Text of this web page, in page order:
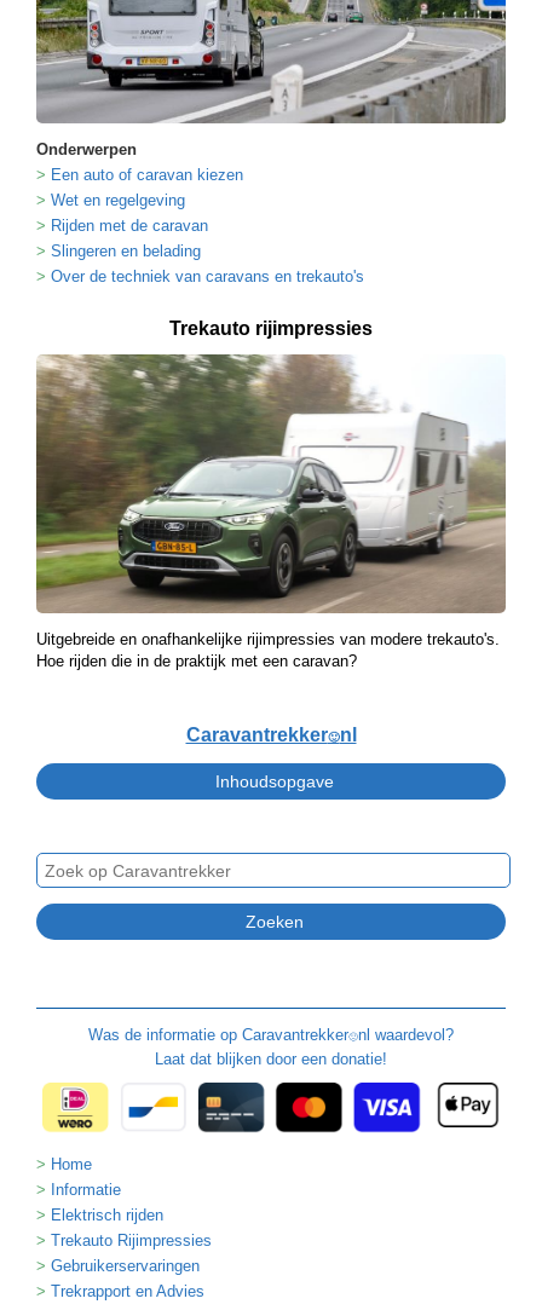
Onderwerpen
Een auto of caravan kiezen
Wet en regelgeving
Rijden met de caravan
Slingeren en belading
Over de techniek van caravans en trekauto's
Trekauto rijimpressies
Uitgebreide en onafhankelijke rijimpressies van modere trekauto's.
Hoe rijden die in de praktijk met een caravan?
Caravantrekker🙂nl
Was de informatie op Caravantrekker🙂nl waardevol?
Laat dat blijken door een donatie!
Home
Informatie
Elektrisch rijden
Trekauto Rijimpressies
Gebruikerservaringen
Trekrapport en Advies